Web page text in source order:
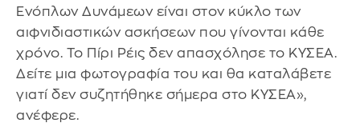
Ενόπλων Δυνάμεων είναι στον κύκλο των
αιφνιδιαστικών ασκήσεων που γίνονται κάθε
χρόνο. Το Πίρι Ρέις δεν απασχόλησε το ΚΥΣΕΑ.
Δείτε μια φωτογραφία του και θα καταλάβετε
γιατί δεν συζητήθηκε σήμερα στο ΚΥΣΕΑ»,
ανέφερε.